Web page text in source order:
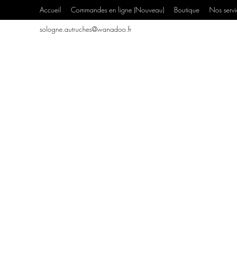
Accueil Commandes en ligne (Nouveau) Boutique Nos
sologne.autruches@wanadoo.fr